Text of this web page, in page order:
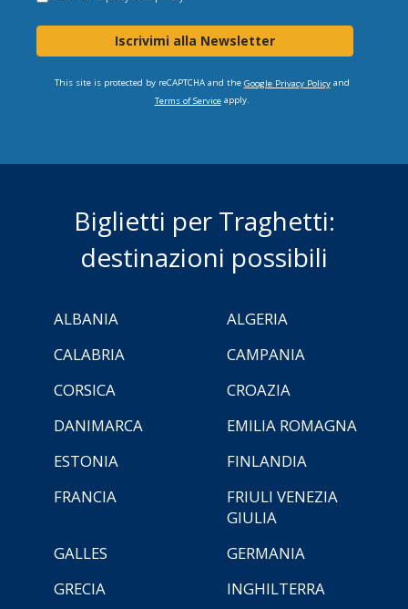
Iscrivimi alla Newsletter
This site is protected by reCAPTCHA and the Google Privacy Policyand
Terms of Serviceapply.
Biglietti per Traghetti:
destinazioni possibili
ALBANIA
ALGERIA
CALABRIA
CAMPANIA
CORSICA
CROAZIA
DANIMARCA
EMILIA ROMAGNA
ESTONIA
FINLANDIA
FRANCIA
FRIULI VENEZIA
GIULIA
GALLES
GERMANIA
GRECIA
INGHILTERRA